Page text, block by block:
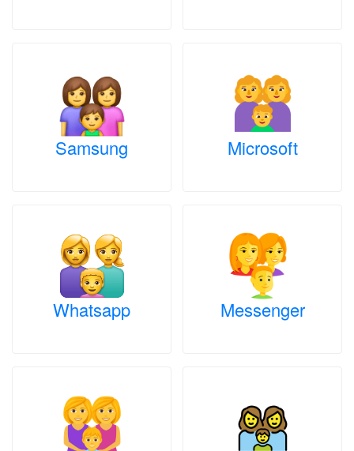
Samsung Microsoft
Whatsapp Messenger